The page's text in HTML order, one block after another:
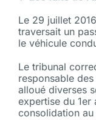
Le 29 juillet
traversait un
le véhicule
Le tribunal
responsable
alloué diverses
expertise du
consolidation